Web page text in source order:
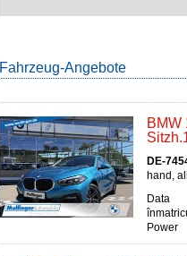
Fahrzeug-Angebote
BMW
DE-
hand,
Data
Power